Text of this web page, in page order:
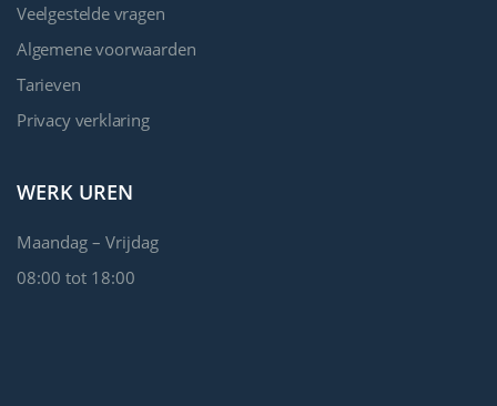
Veelgestelde vragen
Algemene voorwaarden
Tarieven
Privacy verklaring
WERK UREN
Maandag – Vrijdag
08:00 tot 18:00